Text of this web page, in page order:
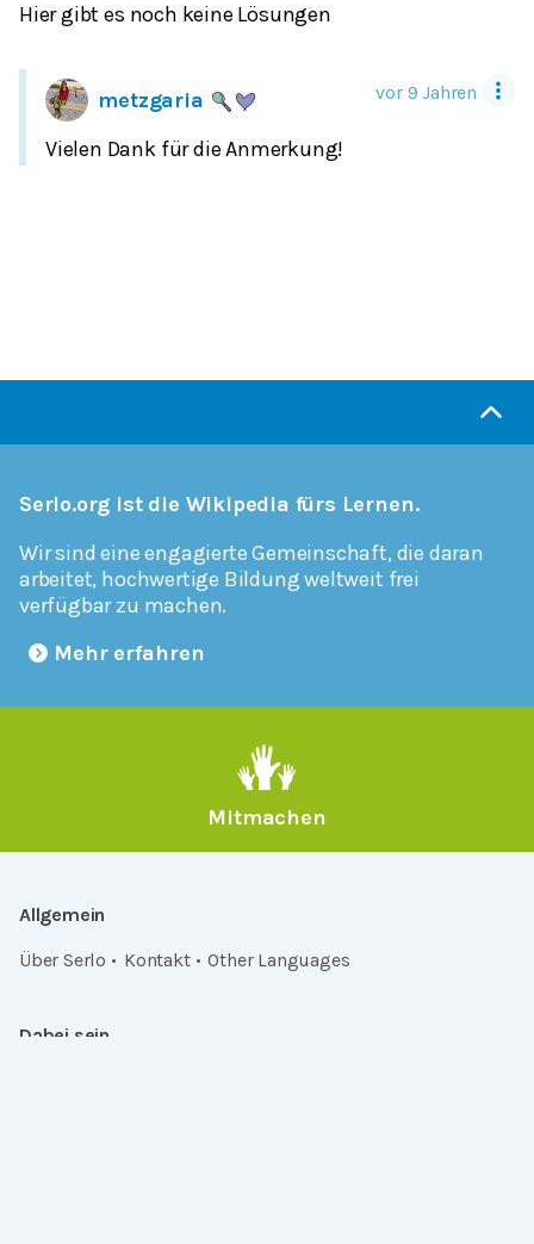
Hier gibt es noch keine Lösungen
metzgaria vor 9 Jahren
Vielen Dank für die Anmerkung!
Serlo.org ist die Wikipedia fürs Lernen.
Wir sind eine engagierte Gemeinschaft, die daran
arbeitet, hochwertige Bildung weltweit frei
verfügbar zu machen.
Mehr erfahren
Mitmachen
Allgemein
Über Serlo
Kontakt Other Languages
Dabei sein